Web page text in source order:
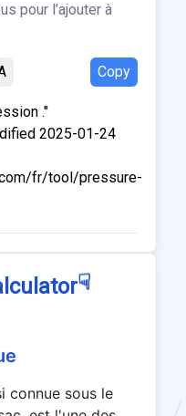
pour l’ajouter à
Copy
."
2025-01-24
fr/tool/pressure-
☟
connue sous le